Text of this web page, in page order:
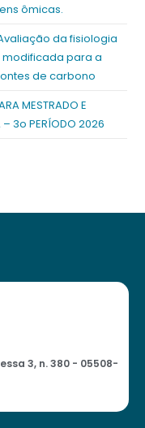
ômicas.
da fisiologia
modificada para a
de carbono
MESTRADO E
– 3o PERÍODO 2026
3, n. 380 - 05508-